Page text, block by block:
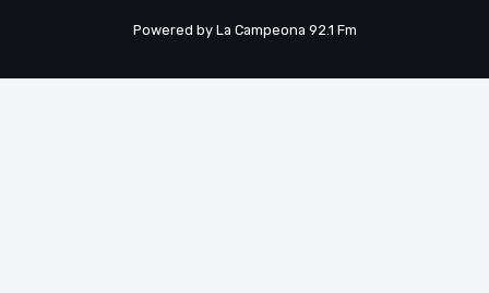
Powered by La Campeona 92.1 Fm